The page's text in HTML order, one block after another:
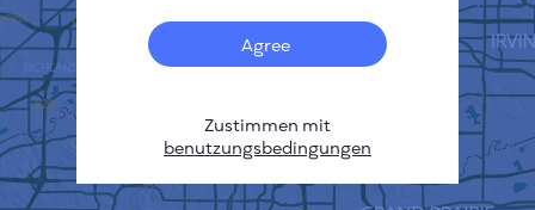
Temperatur Hot-Spots
Wind
FUNKTIONSWEISE
DATENSCHUTZBESTIMMUNGEN
BEDINGUNGEN UND KONDITIONEN
INSTALLATIONSANLEITUNG
Agree
Zustimmen mit
benutzungsbedingungen